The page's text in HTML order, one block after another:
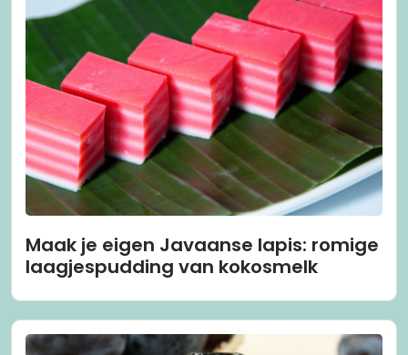
Maak je eigen Javaanse lapis: romige
laagjespudding van kokosmelk